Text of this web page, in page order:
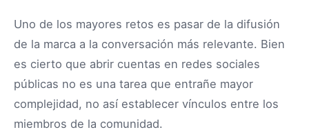
Uno de los mayores retos es pasar de la difusión
de la marca a la conversación más relevante. Bien
es cierto que abrir cuentas en redes sociales
públicas no es una tarea que entrañe mayor
complejidad, no así establecer vínculos entre los
miembros de la comunidad.